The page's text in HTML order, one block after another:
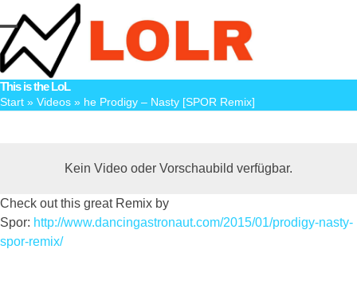
to
content
Open
mobile
menu
Close
mobile
menu
This is the LoL
Start » Videos » he Prodigy – Nasty [SPOR Remix]
Kein Video oder Vorschaubild verfügbar.
Check out this great Remix by
Spor: http://www.dancingastronaut.com/2015/01/prodigy-nasty-
spor-remix/